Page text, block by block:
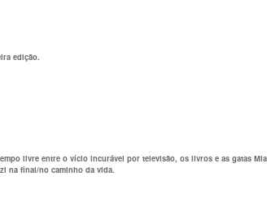
edição.
livre entre o vício incurável por televisão, os livros e as gatas
na final/no caminho da vida.